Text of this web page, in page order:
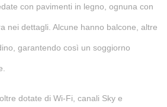
con pavimenti in legno, ognuna con
nei dettagli. Alcune hanno balcone, altre
garantendo così un soggiorno
dotate di Wi-Fi, canali Sky e